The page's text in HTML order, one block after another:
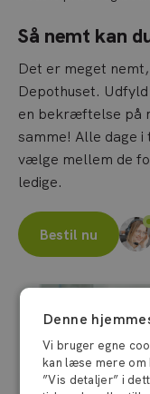
Så nemt kan
Det er meget
Depothuset.
en bekræftelse på
samme! Alle dage
vælge mellem de
ledige.
Bestil nu
Denne
Vi bruger egne
kan læse mere om
”Vis detaljer” i